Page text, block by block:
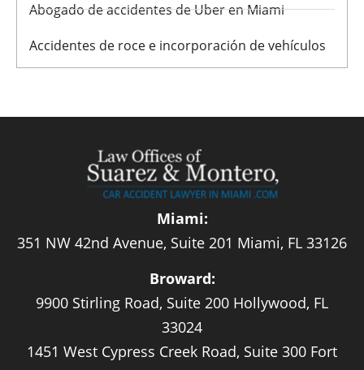
Abogado de accidentes de Uber en Miami
Accidentes de roce e incorporación de vehículos
Miami:
351 NW 42nd Avenue, Suite 201 Miami, FL 33126
Broward:
9900 Stirling Road, Suite 200 Hollywood, FL
33024
1451 West Cypress Creek Road, Suite 300 Fort